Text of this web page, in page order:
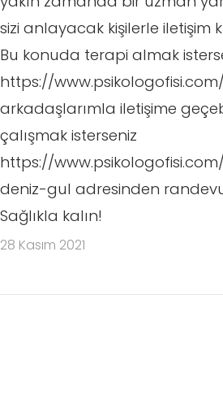
sizi anlayacak kişilerle iletişim
Bu konuda terapi almak
https://
arkadaşlarımla iletişime
çalışmak isterseniz
https://
deniz-gul adresinden
Sağlıkla kalın!
28 Kasım 2021